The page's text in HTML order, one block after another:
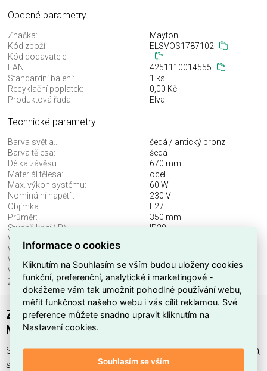
Obecné parametry
Značka:
Maytoni
Kód zboží:
ELSVOS1787102
Kód dodavatele:
EAN:
4251110014555
Standardní balení:
1 ks
Recyklační poplatek:
0,00 Kč
Produktová řada:
Elva
Technické parametry
Barva světla..:
šedá / antický bronz
Barva tělesa:
šedá
Délka závěsu:
670 mm
Materiál tělesa:
ocel
Max. výkon systému:
60 W
Nominální napětí.:
230 V
Objímka:
E27
Průměr:
350 mm
Stupeň krytí (IP):
IP20
Včetně svět. zdroje:
Vhodné pro počet svět. zdrojů:
Vhodné pro výkon světel. zdroje:
60 W
Výška/hloubka:
1200 mm
Značka:
Maytoni
Závěsné svítidlo Elva P229-PL-01-GR -
MAYTONI
Svítidlo P229-PL-01-GR najdete v kategoriích Svítidla, Svítidla,
světelné zdroje a LED osvětlení, výrobce Maytoni, EAN
Informace o cookies
Kliknutím na Souhlasím se vším budou uloženy cookies
funkční, preferenční, analytické i marketingové -
dokážeme vám tak umožnit pohodlné používání webu,
měřit funkčnost našeho webu i vás cílit reklamou. Své
preference můžete snadno upravit kliknutím na
Nastavení cookies.
Souhlasím se vším